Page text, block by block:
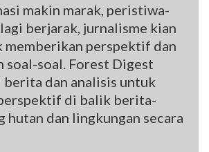
makin marak, peristiwa-
berjarak, jurnalisme kian
memberikan perspektif dan
soal-soal. Forest Digest
dan analisis untuk
di balik berita-
hutan dan lingkungan secara